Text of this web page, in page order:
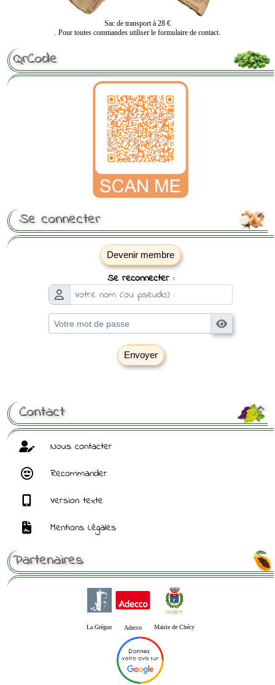
Sac de transport à 28 €
. Pour toutes commandes utiliser le formulaire de contact.
QrCode

Se connecter
Devenir membre
Se reconnecter :
Envoyer

Contact
Nous contacter
Recommander
Version texte
Mentions Légales
Partenaires
La Grégue Adecco Mairie de Chécy